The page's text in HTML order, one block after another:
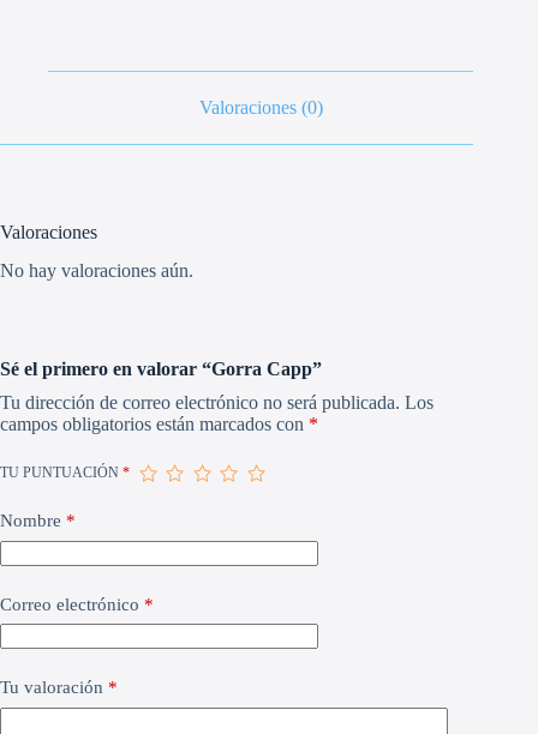
Valoraciones (0)
Valoraciones
No hay valoraciones aún.
Sé el primero en valorar “Gorra Capp”
Tu dirección de correo electrónico no será publicada. Los
campos obligatorios están marcados con *
TU PUNTUACIÓN *
Nombre *
Correo electrónico *
Tu valoración *